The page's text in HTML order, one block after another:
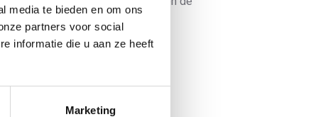
media te bieden en om ons
partners voor social
informatie die u aan ze heeft
Marketing
afslag Papendal.